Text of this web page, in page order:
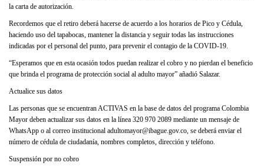
la carta de autorización.
Recordemos que el retiro deberá hacerse de acuerdo a los horarios de Pico y Cédula,
haciendo uso del tapabocas, mantener la distancia y seguir todas las instrucciones
indicadas por el personal del punto, para prevenir el contagio de la COVID-19.
“Esperamos que en esta ocasión todos puedan realizar el cobro y no pierdan el beneficio
que brinda el programa de protección social al adulto mayor” añadió Salazar.
Actualice sus datos
Las personas que se encuentran ACTIVAS en la base de datos del programa Colombia
Mayor deben actualizar sus datos en la línea 320 970 2089 mediante un mensaje de
WhatsApp o al correo institucional adultomayor@ibague.gov.co, se deberá enviar el
número de cédula de ciudadanía, nombres completos, dirección y teléfono.
Suspensión por no cobro